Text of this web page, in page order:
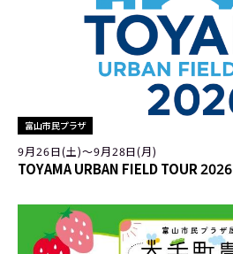
富山市民プラザ
9月26日(土)〜9月28日(月)
TOYAMA URBAN FIELD TOUR 2026